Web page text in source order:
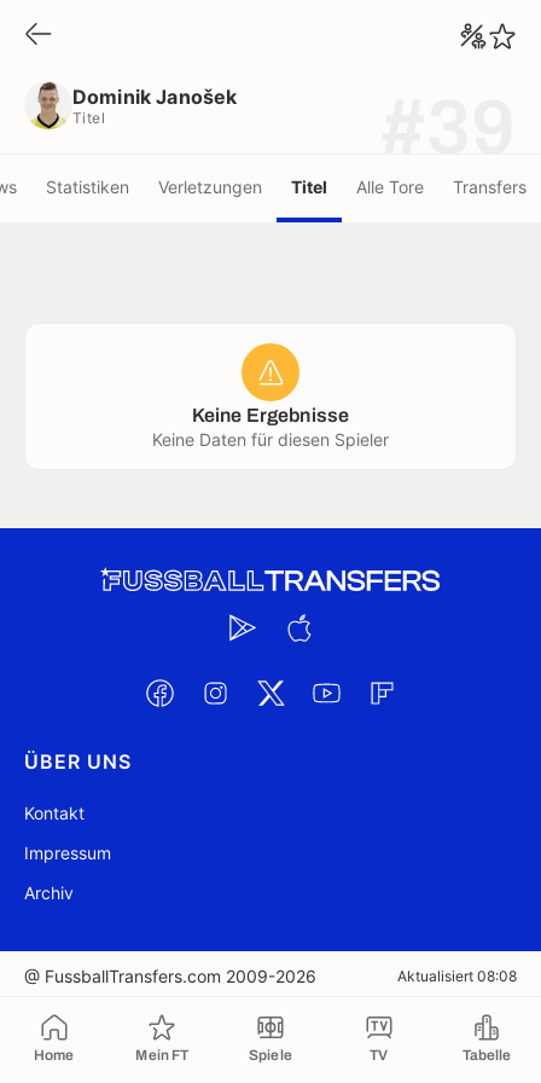
Home Mein FT Spiele TV Tabelle
Dominik Janošek
Titel
Statistiken Verletzungen Titel Alle Tore Transfers
Keine Ergebnisse
Keine Daten für diesen Spieler
ÜBER UNS
Kontakt
Impressum
Archiv
@ FussballTransfers.com 2009-2026 Aktualisiert 08:08
In die Zwischenablage kopiert